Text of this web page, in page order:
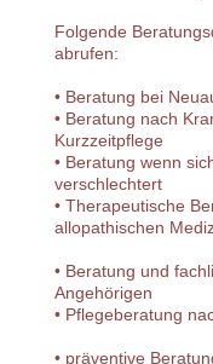
Folgende
abrufen:
• Beratung bei
• Beratung nach
Kurzzeitpflege
• Beratung wenn
verschlechtert
• Therapeutische
allopathischen
• Beratung und
Angehörigen
• Pflegeberatung
• präventive